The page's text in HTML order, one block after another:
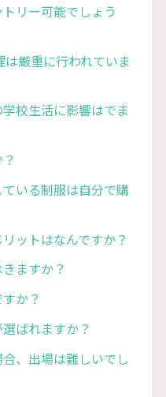
リー可能でしょう
厳重に行われていま
校生活に影響はでま
いる制服は自分で購
ットはなんですか？
ますか？
か？
ばれますか？
、出場は難しいでし